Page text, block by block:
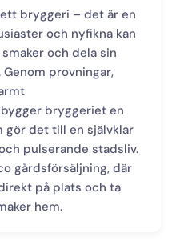
bryggeri – det är en
och nyfikna kan
och dela sin
provningar,
bryggeriet en
gör det till en självklar
pulserande stadsliv.
gårdsförsäljning, där
på plats och ta
hem.